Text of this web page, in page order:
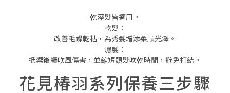
乾溼髮皆適用。
乾髮：
改善毛躁乾枯，為秀髮增添柔順光澤。
濕髮：
抵禦後續吹風傷害，並縮短頭髮吹乾時間，避免打結。
花見椿羽系列保養三步驟